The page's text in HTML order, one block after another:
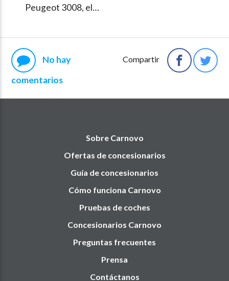
Peugeot 3008, el…
Compartir
No hay
comentarios
Sobre Carnovo
Ofertas de concesionarios
Guía de concesionarios
Cómo funciona Carnovo
Pruebas de coches
Concesionarios Carnovo
Preguntas frecuentes
Prensa
Contáctanos